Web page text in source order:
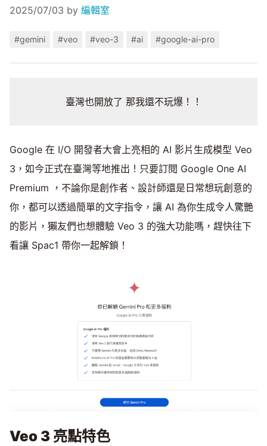
2025/07/03 by 編輯室
#gemini #veo #veo-3 #ai #google-ai-pro
臺灣也開放了 那我還不玩爆！！
Google 在 I/O 開發者大會上亮相的 AI 影片生成模型 Veo
3，如今正式在臺灣等地推出！只要訂閱 Google One AI
Premium ，不論你是創作者、設計師還是日常想玩創意的
你，都可以透過簡單的文字指令，讓 AI 為你生成令人驚艷
的影片，獺友們也想體驗 Veo 3 的強大功能嗎，趕快往下
看讓 Spac1 帶你一起解鎖！
Veo 3 亮點特色